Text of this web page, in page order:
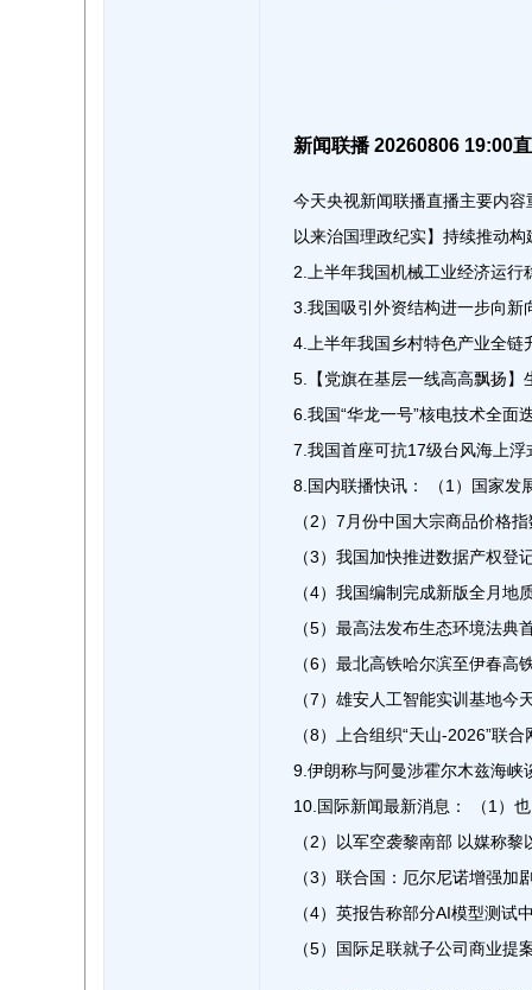
新闻联播 20260806 19:00
今天央视新闻联播直播主要内
以来治国理政纪实】持续推动
2.上半年我国机械工业经济运行
3.我国吸引外资结构进一步向新
4.上半年我国乡村特色产业全链
5.【党旗在基层一线高高飘扬】
6.我国“华龙一号”核电技术全面
7.我国首座可抗17级台风海上
8.国内联播快讯： （1）国家发
（2）7月份中国大宗商品价格
（3）我国加快推进数据产权登
（4）我国编制完成新版全月地
（5）最高法发布生态环境法典
（6）最北高铁哈尔滨至伊春高
（7）雄安人工智能实训基地今
（8）上合组织“天山-2026”联
9.伊朗称与阿曼涉霍尔木兹海峡
10.国际新闻最新消息： （1）
（2）以军空袭黎南部 以媒称黎
（3）联合国：厄尔尼诺增强加
（4）英报告称部分AI模型测试
（5）国际足联就子公司商业